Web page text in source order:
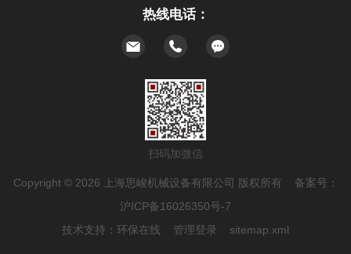
热线电话：
扫码加微信
Copyright © 2026 上海思峻机械设备有限公司 版权所有 备案号：
沪ICP备16026350号-7
技术支持： 环保在线 管理登录 sitemap.xml